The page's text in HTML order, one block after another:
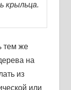
крыльца.
тем же
на
из
или